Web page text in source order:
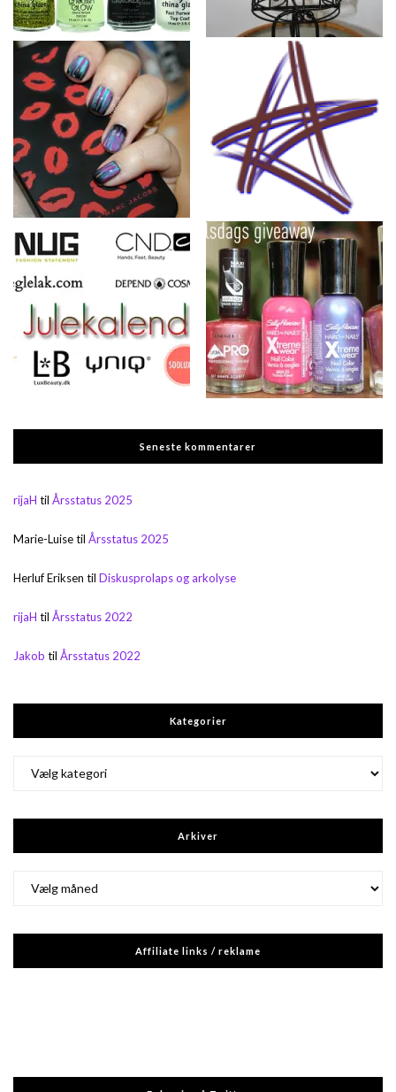
Seneste kommentarer
rijaH til Årsstatus 2025
Marie-Luisetil Årsstatus 2025
Herluf Eriksen til Diskusprolaps og arkolyse
rijaH til Årsstatus 2022
Jakob til Årsstatus 2022
Kategorier
Arkiver
Affiliate links / reklame